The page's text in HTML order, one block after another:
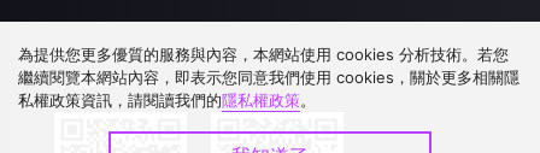
下載 APP
為提供您更多優質的服務與內容，本網站使用 cookies 分析技術。若您
繼續閱覽本網站內容，即表示您同意我們使用 cookies，關於更多相關隱
私權政策資訊，請閱讀我們的隱私權政策。